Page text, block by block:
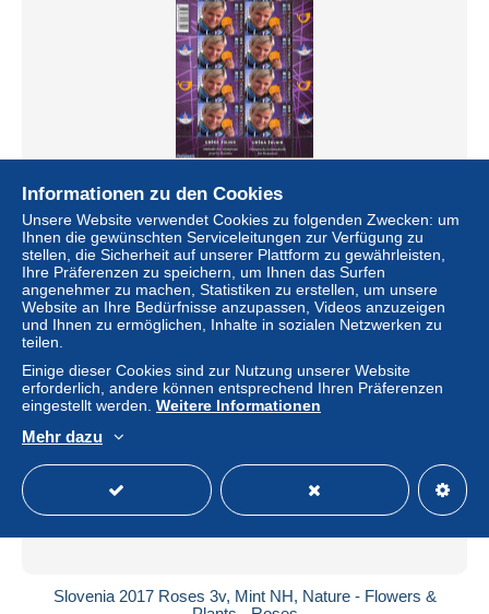
Slovenia 2012 Urska Zolnir, Olympic golden medal m/s,
Mint NH, Sport - Olympic Games
± 18,49 $
Status Gewerblicher Händler
Neu
Slovenia 2017 Roses 3v, Mint NH, Nature - Flowers &
Informationen zu den Cookies
Unsere Website verwendet Cookies zu folgenden Zwecken: um
Ihnen die gewünschten Serviceleitungen zur Verfügung zu
stellen, die Sicherheit auf unserer Plattform zu gewährleisten,
Ihre Präferenzen zu speichern, um Ihnen das Surfen
angenehmer zu machen, Statistiken zu erstellen, um unsere
Website an Ihre Bedürfnisse anzupassen, Videos anzuzeigen
und Ihnen zu ermöglichen, Inhalte in sozialen Netzwerken zu
teilen.
Einige dieser Cookies sind zur Nutzung unserer Website
erforderlich, andere können entsprechend Ihren Präferenzen
eingestellt werden. Weitere Informationen
Mehr dazu